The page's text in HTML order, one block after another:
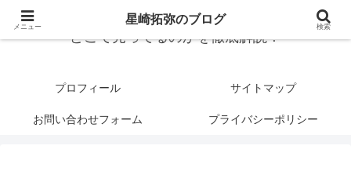
どこで売ってるのかを徹底解説！
プロフィール サイトマップ
お問い合わせフォーム プライバシーポリシー
メニュー
星崎拓弥のブログ
検索